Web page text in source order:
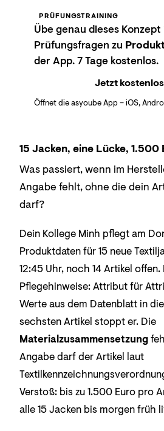
PRÜFUNGSTRAINING
Übe genau dieses
Prüfungsfragen zu
der App. 7 Tage kostenlos.
Jetzt
Öffnet die asyoube App – iOS,
15 Jacken, eine Lücke, 1.500
Was passiert, wenn im
Angabe fehlt, ohne die dein
darf?
Dein Kollege Minh pflegt am
Produktdaten für 15 neue
12:45 Uhr, noch 14 Artikel
Pflegehinweise: Attribut für
Werte aus dem Datenblatt in
sechsten Artikel stoppt er. Die
Materialzusammensetzung
Angabe darf der Artikel laut
Verstoß: bis zu 1.500 Euro pro
alle 15 Jacken bis morgen früh